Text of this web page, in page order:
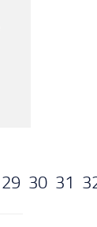
29 30 31